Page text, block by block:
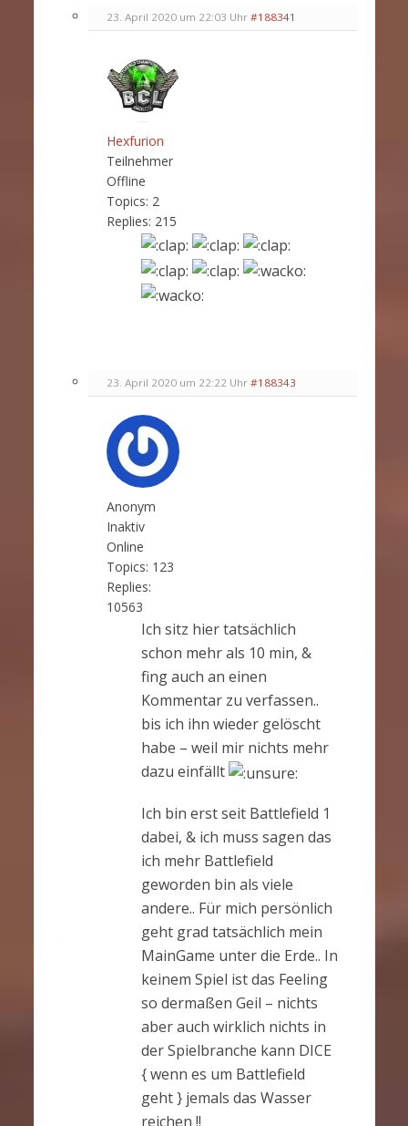
23. April 2020 um 22:03 Uhr #188341
Hexfurion
Teilnehmer
Offline
Topics: 2
Replies: 215
23. April 2020 um 22:22 Uhr #188343
Anonym
Inaktiv
Online
Topics: 123
Replies:
10563
Ich sitz hier tatsächlich
schon mehr als 10 min, &
fing auch an einen
Kommentar zu verfassen..
bis ich ihn wieder gelöscht
habe – weil mir nichts mehr
dazu einfällt
Ich bin erst seit Battlefield 1
dabei, & ich muss sagen das
ich mehr Battlefield
geworden bin als viele
andere.. Für mich persönlich
geht grad tatsächlich mein
MainGame unter die Erde.. In
keinem Spiel ist das Feeling
so dermaßen Geil – nichts
aber auch wirklich nichts in
der Spielbranche kann DICE
{ wenn es um Battlefield
geht } jemals das Wasser
reichen !!